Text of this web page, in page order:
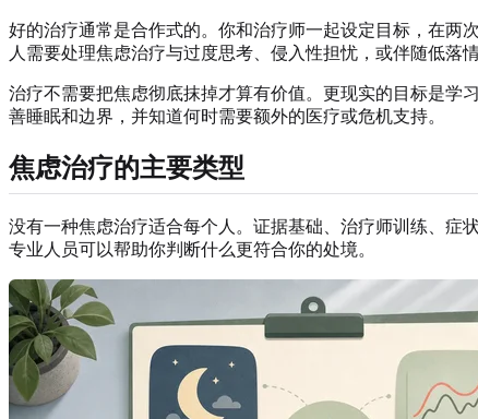
好的治疗通常是合作式的。你和治疗师一起设定目标，在两
人需要处理焦虑治疗与过度思考、侵入性担忧，或伴随低落
治疗不需要把焦虑彻底抹掉才算有价值。更现实的目标是学
善睡眠和边界，并知道何时需要额外的医疗或危机支持。
焦虑治疗的主要类型
没有一种焦虑治疗适合每个人。证据基础、治疗师训练、症
专业人员可以帮助你判断什么更符合你的处境。